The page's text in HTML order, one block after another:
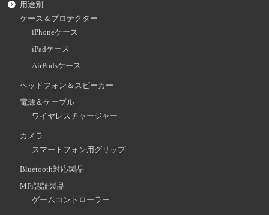
用途別
ケース＆プロテクター
iPhoneケース
iPadケース
AirPodsケース
ヘッドフォン＆スピーカー
電源＆ケーブル
ワイヤレスチャージャー
カメラ
スマートフォン用グリップ
Bluetooth対応製品
MFi認証製品
ゲームコントローラー